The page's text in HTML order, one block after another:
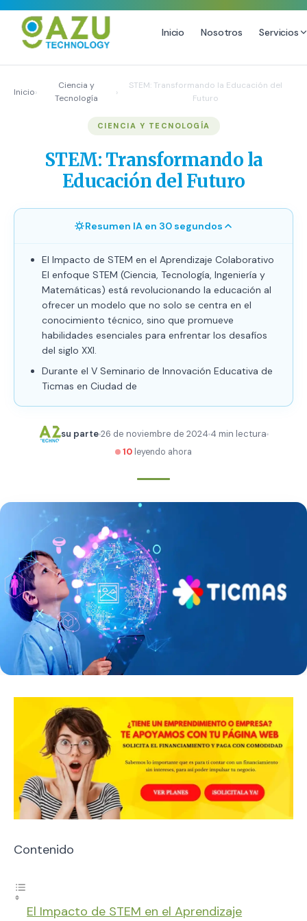
Inicio Nosotros Servicios
Email Marketing y SMS
Growth Youtube ↗
Producción de Videos
Inicio›
Ciencia y
Tecnología
›
STEM: Transformando la Educación del
Futuro
CIENCIA Y TECNOLOGÍA
STEM: Transformando la
Educación del Futuro
Resumen IA en 30 segundos
El Impacto de STEM en el Aprendizaje Colaborativo
El enfoque STEM (Ciencia, Tecnología, Ingeniería y
Matemáticas) está revolucionando la educación al
ofrecer un modelo que no solo se centra en el
conocimiento técnico, sino que promueve
habilidades esenciales para enfrentar los desafíos
del siglo XXI.
Durante el V Seminario de Innovación Educativa de
Ticmas en Ciudad de
su parte26 de noviembre de 2024 4 min lectura
10 leyendo ahora
Contenido
El Impacto de STEM en el Aprendizaje